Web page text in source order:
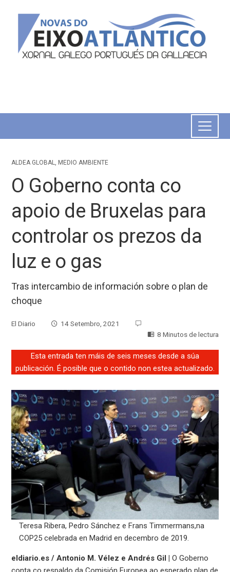
ALDEA GLOBAL, MEDIO AMBIENTE
O Goberno conta co
apoio de Bruxelas para
controlar os prezos da
luz e o gas
Tras intercambio de información sobre o plan de
choque
El Diario
14 Setembro, 2021
8 Minutos de lectura
Esta entrada ten máis de seis meses desde a súa
publicación. É posible que o contido non estea actualizado.
Teresa Ribera, Pedro Sánchez e Frans Timmermans,na
COP25 celebrada en Madrid en decembro de 2019.
eldiario.es / Antonio M. Vélez e Andrés Gil | O Goberno